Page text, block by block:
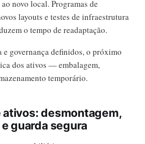
novo local. Programas de
layouts e testes de infraestrutura
o tempo de readaptação.
e governança definidos, o próximo
dos ativos — embalagem,
temporário.
ativos: desmontagem,
guarda segura